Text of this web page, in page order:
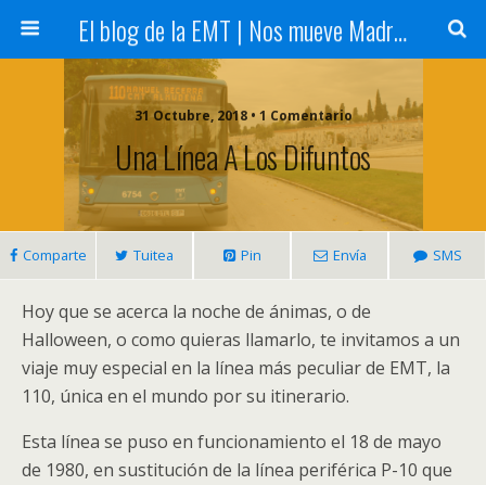
El blog de la EMT | Nos mueve Madrid
31 Octubre, 2018 • 1 Comentario
Una Línea A Los Difuntos
Comparte Tuitea Pin Envía SMS
Hoy que se acerca la noche de ánimas, o de
Halloween, o como quieras llamarlo, te invitamos a un
viaje muy especial en la línea más peculiar de EMT, la
110, única en el mundo por su itinerario.
Esta línea se puso en funcionamiento el 18 de mayo
de 1980, en sustitución de la línea periférica P-10 que